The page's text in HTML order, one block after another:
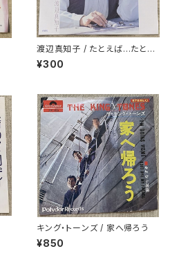
渡辺真知子 / たとえば…たとえ
ば
¥300
キング・トーンズ / 家へ帰ろう
¥850